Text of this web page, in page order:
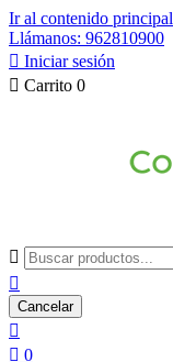
Ir al contenido principal
Llámanos: 962810900
 Iniciar sesión
 Carrito 0


Cancelar

 0